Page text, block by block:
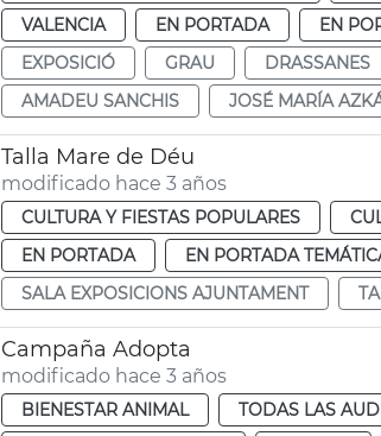
VALENCIA
EN PORTADA EN
EXPOSICIÓ
GRAU DRASSANES
AMADEU SANCHIS
JOSÉ MARÍA
Talla Mare de Déu
modificado hace 3 años
CULTURA Y FIESTAS POPULARES
EN PORTADA
EN PORTADA
SALA EXPOSICIONS AJUNTAMENT
Campaña Adopta
modificado hace 3 años
BIENESTAR ANIMAL TODAS LAS